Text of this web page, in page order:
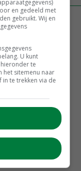
zeedijken
en gedeeld met
gebruikt. Wij en
U kunt
te
het sitemenu naar
te trekken via de